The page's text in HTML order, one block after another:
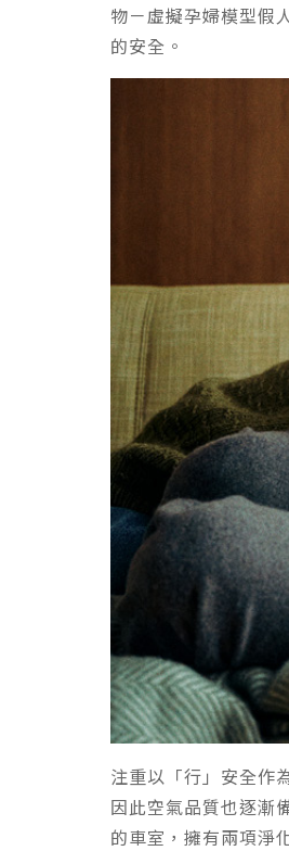
物－虛擬孕婦模型假
的安全。
注重以「行」安全作
因此空氣品質也逐漸
的車室，擁有兩項淨